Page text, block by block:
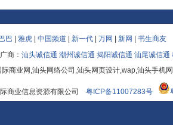
巴 雅虎 中国频道 新一代 万网 新网
书生商友
商： 汕头诚信通 潮州诚信通 揭阳诚信通 汕尾诚信通
际商业网,汕头网络公司,汕头网页设计,wap,汕头手机
商业信息资源有限公司 粤ICP备11007283号